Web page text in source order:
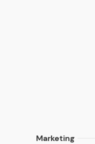
Marketing